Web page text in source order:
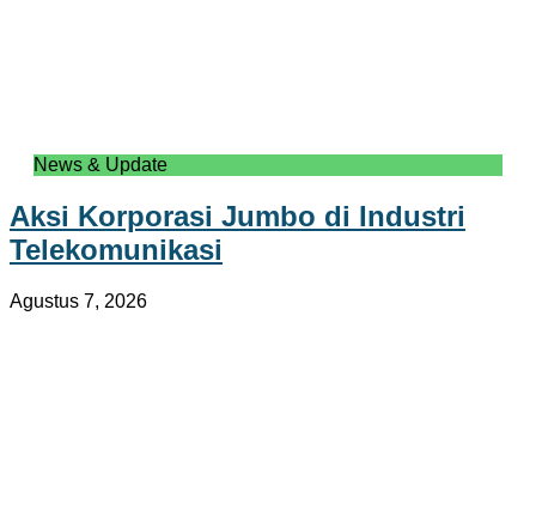
News & Update
Aksi Korporasi Jumbo di Industri
Telekomunikasi
Agustus 7, 2026